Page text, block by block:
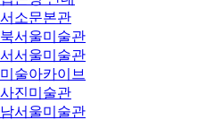
서소문본관
북서울미술관
서서울미술관
미술아카이브
사진미술관
남서울미술관